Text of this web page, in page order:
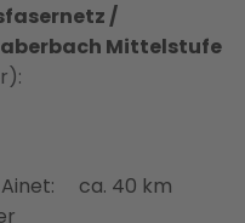
/
Mittelstufe
Ainet: ca. 40 km